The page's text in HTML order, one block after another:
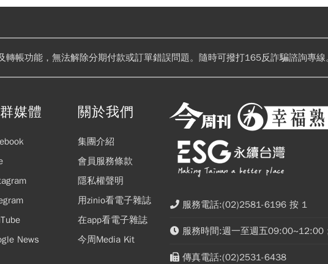
轉帳功能，無法解除分期付款或訂單錯誤問題。隨時可撥打165反詐騙諮詢專線
媒體
News
關於我們
集團介紹
會員服務條款
隱私權聲明
用zinio看電子雜誌
在app看電子雜誌
今周Media Kit
服務電話:(02)2581-6196 按 1
服務時間:週一至週五
傳真電話:(02)2531-6438